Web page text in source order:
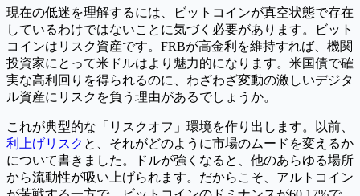
現在の低迷を理解するには、ビットコインが真空状態で存在
しているわけではないことに気づく必要があります。ビット
コインはリスク資産です。FRBが高金利を維持すれば、機関
投資家にとって米ドルはより魅力的になります。米国債で確
実な高利回りを得られるのに、わざわざ変動の激しいデジタ
ル資産にリスクを負う理由があるでしょうか。
これが典型的な「リスクオフ」環境を作り出します。以前、
利上げリスク と、それがどのように市場のムードを変えるか
について書きました。ドルが強くなると、他のあらゆる場所
から流動性が吸い上げられます。だからこそ、アルトコイン